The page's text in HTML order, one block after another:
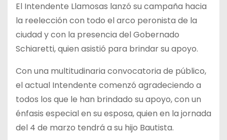
El Intendente Llamosas lanzó su campaña hacia
la reelección con todo el arco peronista de la
ciudad y con la presencia del Gobernado
Schiaretti, quien asistió para brindar su apoyo.
Con una multitudinaria convocatoria de público,
el actual Intendente comenzó agradeciendo a
todos los que le han brindado su apoyo, con un
énfasis especial en su esposa, quien en la jornada
del 4 de marzo tendrá a su hijo Bautista.